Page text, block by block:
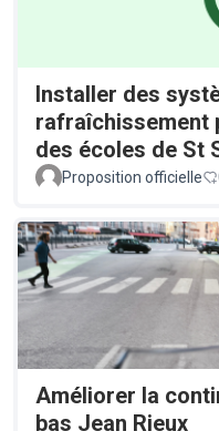
Installer des
rafraîchissement
des écoles de St
Proposition officielle
Améliorer la
bas Jean Rieux